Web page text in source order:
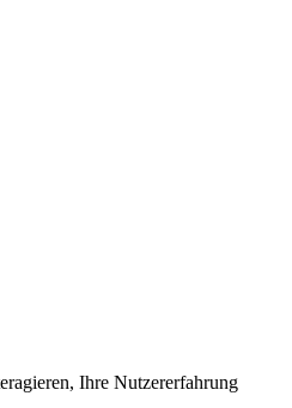
Ihre Nutzererfahrung